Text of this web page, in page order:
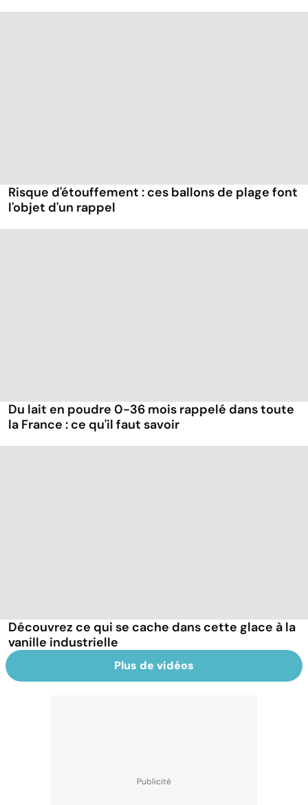
Risque d'étouffement : ces ballons de plage font
l'objet d'un rappel
Du lait en poudre 0-36 mois rappelé dans toute
la France : ce qu'il faut savoir
Découvrez ce qui se cache dans cette glace à la
vanille industrielle
Plus de vidéos